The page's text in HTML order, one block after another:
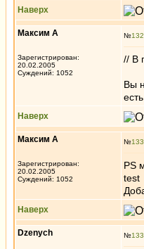
Наверх
Максим А
Зарегистрирован:
20.02.2005
Суждений: 1052
№
// В
Вы
Наверх
Максим А
Зарегистрирован:
20.02.2005
Суждений: 1052
№
PS
test
Наверх
Dzenych №